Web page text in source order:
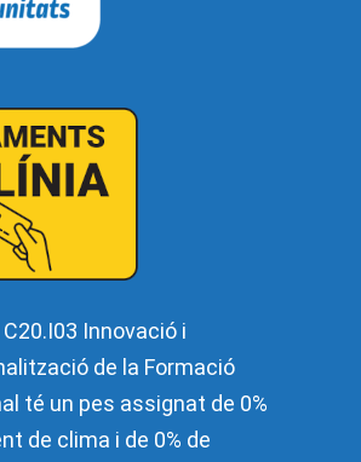
Innovació i
de la Formació
té un pes assignat de 0%
de clima i de 0% de